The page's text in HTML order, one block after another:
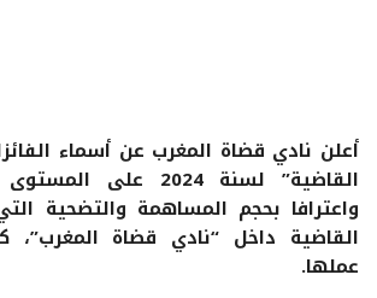
أعلن نادي قضاة المغرب عن أسماء
القاضية” لسنة 2024
واعترافا بحجم المساهمة والتضحية
القاضية داخل “نادي قضاة المغرب”،
عملها.